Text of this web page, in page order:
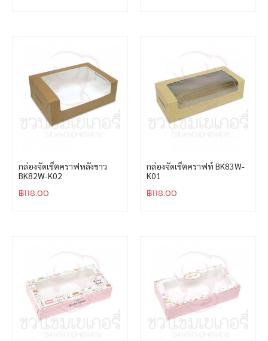
กล่องจัดเซ็ตคราฟหลังขาว
BK82W-K02
฿118.00
กล่องจัดเซ็ตคราฟท์ BK83W-
K01
฿118.00